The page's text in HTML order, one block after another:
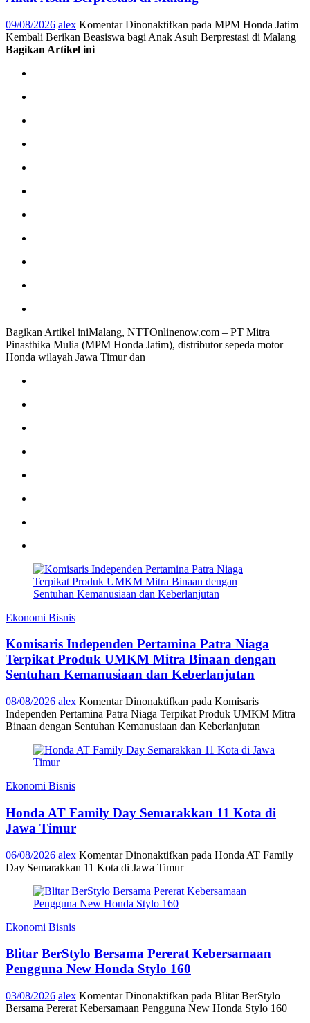
09/08/2026 alex Komentar Dinonaktifkan pada MPM Honda Jatim
Kembali Berikan Beasiswa bagi Anak Asuh Berprestasi di Malang
Bagikan Artikel ini
Bagikan Artikel iniMalang, NTTOnlinenow.com – PT Mitra
Pinasthika Mulia (MPM Honda Jatim), distributor sepeda motor
Honda wilayah Jawa Timur dan
Ekonomi Bisnis
Komisaris Independen Pertamina Patra Niaga
Terpikat Produk UMKM Mitra Binaan dengan
Sentuhan Kemanusiaan dan Keberlanjutan
08/08/2026 alex Komentar Dinonaktifkan pada Komisaris
Independen Pertamina Patra Niaga Terpikat Produk UMKM Mitra
Binaan dengan Sentuhan Kemanusiaan dan Keberlanjutan
Ekonomi Bisnis
Honda AT Family Day Semarakkan 11 Kota di
Jawa Timur
06/08/2026 alex Komentar Dinonaktifkan pada Honda AT Family
Day Semarakkan 11 Kota di Jawa Timur
Ekonomi Bisnis
Blitar BerStylo Bersama Pererat Kebersamaan
Pengguna New Honda Stylo 160
03/08/2026 alex Komentar Dinonaktifkan pada Blitar BerStylo
Bersama Pererat Kebersamaan Pengguna New Honda Stylo 160